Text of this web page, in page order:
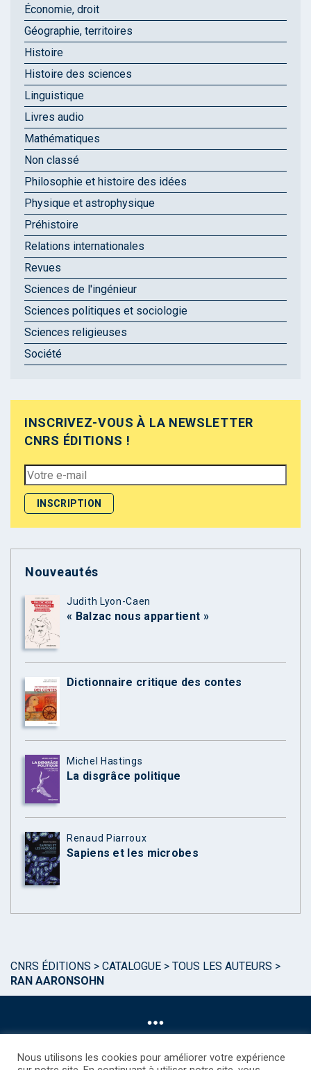
Économie, droit
Géographie, territoires
Histoire
Histoire des sciences
Linguistique
Livres audio
Mathématiques
Non classé
Philosophie et histoire des idées
Physique et astrophysique
Préhistoire
Relations internationales
Revues
Sciences de l'ingénieur
Sciences politiques et sociologie
Sciences religieuses
Société
INSCRIVEZ-VOUS À LA NEWSLETTER
CNRS ÉDITIONS !
Nouveautés
Judith Lyon-Caen
« Balzac nous appartient »
Dictionnaire critique des contes
Michel Hastings
La disgrâce politique
Renaud Piarroux
Sapiens et les microbes
CNRS ÉDITIONS > CATALOGUE > TOUS LES AUTEURS >
RAN AARONSOHN
Nous utilisons les cookies pour améliorer votre expérience